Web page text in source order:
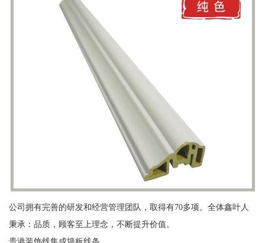
公司拥有完善的研发和经营管理团队，取得有70多项。全体鑫叶人
秉承：品质，顾客至上理念，不断提升价值。